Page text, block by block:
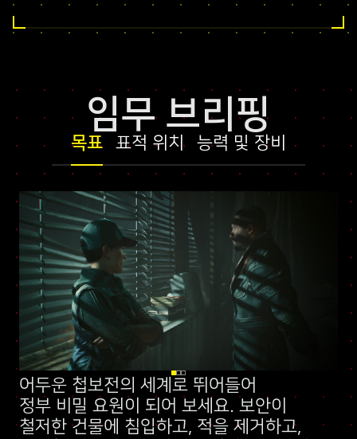
임무 브리핑
목표 표적 위치 능력 및 장비
어두운 첩보전의 세계로 뛰어들어
정부 비밀 요원이 되어 보세요. 보안이
철저한 건물에 침입하고, 적을 제거하고,
말보다 총알이 먼저 나가는 민병대
신규 스킬 트리